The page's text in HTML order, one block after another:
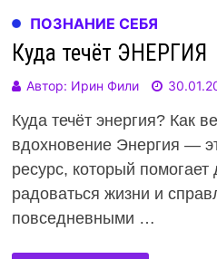
ПОЗНАНИЕ СЕБЯ
Куда течёт ЭНЕРГИЯ
Автор: Ирин Фили
Куда течёт энергия? Как
вдохновение Энергия —
ресурс, который помогает
радоваться жизни и
повседневными …